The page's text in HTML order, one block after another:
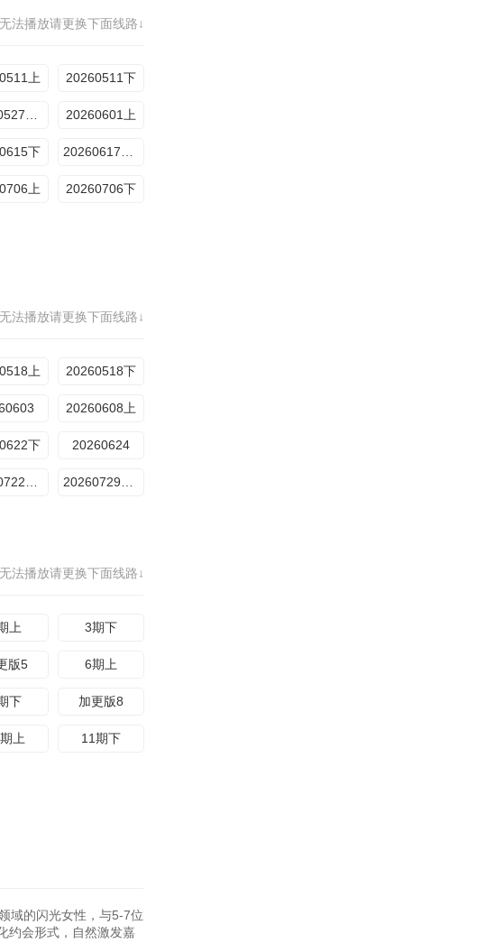
法播放请更换下面线路↓
上 20260511下
20260601上
下
上 20260706下
法播放请更换下面线路↓
上 20260518下
20260608上
下 20260624
法播放请更换下面线路↓
上 3期下
版5 6期上
下 加更版8
上 11期下
域的闪光女性，与5-7位
约会形式，自然激发嘉